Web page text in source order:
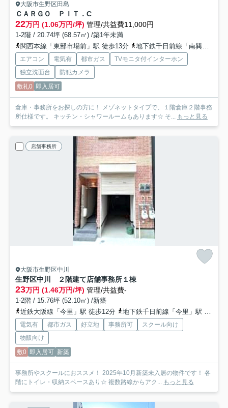
大阪市生野区田島
ＣＡＲＧＯ ＰＩＴ． C
22万円 (1.06万円/坪) 管理/共益費11,000円
1-2階 / 20.74坪 (68.57㎡) /築1年未満
関西本線「東部市場前」駅 徒歩13分
地下鉄千日前線「南巽」駅 徒歩15分
エアコン 電気有 都市ガス
TVモニタ付インターホン
独立洗面台
防犯カメラ
敷礼0 即入居可
倉庫・事務所をお探しの方に！ メゾネットタイプで、１階倉庫２階事務
所仕様です。 キッチン・シャワールームもあります☆ そ... もっと見る
店舗事務所
大阪市生野区中川
生野区中川 ２階建て店舗事務所１棟
23万円 (1.46万円/坪) 管理/共益費-
1-2階 / 15.76坪 (52.10㎡) /新築
近鉄大阪線「今里」駅 徒歩12分
地下鉄千日前線「今里」駅 徒歩11分
電気有 都市ガス 好立地 事務所可
スクール向け
物販向け
敷0 即入居可 新築
事務所やスクールにおススメ！ 2025年10月新築未入居の物件です！ 各
階にトイレ・収納スペースあり☆ 複数路線からアク...
もっと見る